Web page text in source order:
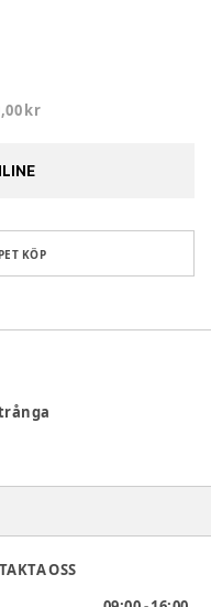
kr
KÖP
för föräldrar som vill
OSS